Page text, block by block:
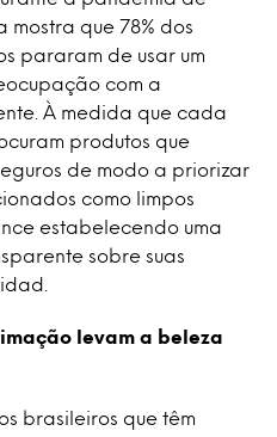
mostra que 78% dos
pararam de usar um
com a
À medida que cada
produtos que
de modo a priorizar
como limpos
estabelecendo uma
sobre suas
levam a beleza
brasileiros que têm